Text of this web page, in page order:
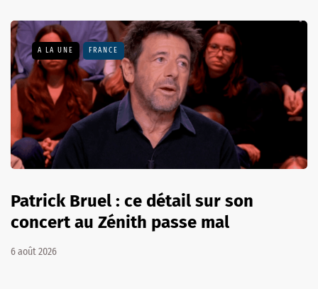
A LA UNE FRANCE
Patrick Bruel : ce détail sur son
concert au Zénith passe mal
6 août 2026